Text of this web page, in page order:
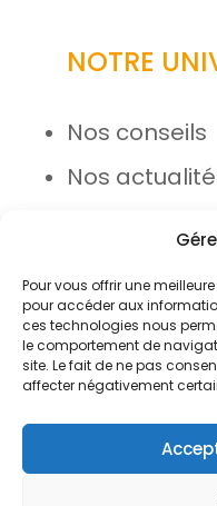
Pour vous offrir une
pour accéder aux
ces technologies nous
le comportement de
site. Le fait de ne pas
affecter négativement
NOTRE
Nos conseils
Nos
© Azergo
réservés